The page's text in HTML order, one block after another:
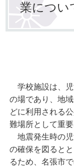
業につい
学校施設は、児
の場であり、地
どに利用される
難場所として重
地震発生時の児
の確保を図ると
るため、名張市